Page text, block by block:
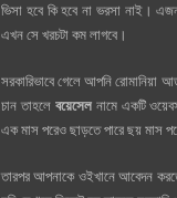
ভিসা হবে কি হবে না ভরসা নাই।
এখন সে খরচটা কম লাগবে।
সরকারিভাবে গেলে আপনি রোমানিয়া
চান তাহলে বয়েসেলনামে একটি
এক মাস পরেও ছাড়তে পারে ছয় মাস
তারপর আপনাকে ওইখানে আবেদন